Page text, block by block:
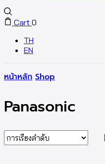
Cart 0
TH
EN
หน้าหลัก Shop
Panasonic